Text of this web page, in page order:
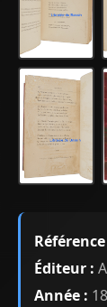
Éditeur :
Année :